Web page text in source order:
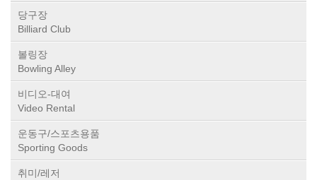
당구장
Billiard Club
볼링장
Bowling Alley
비디오-대여
Video Rental
운동구/스포츠용품
Sporting Goods
취미/레저